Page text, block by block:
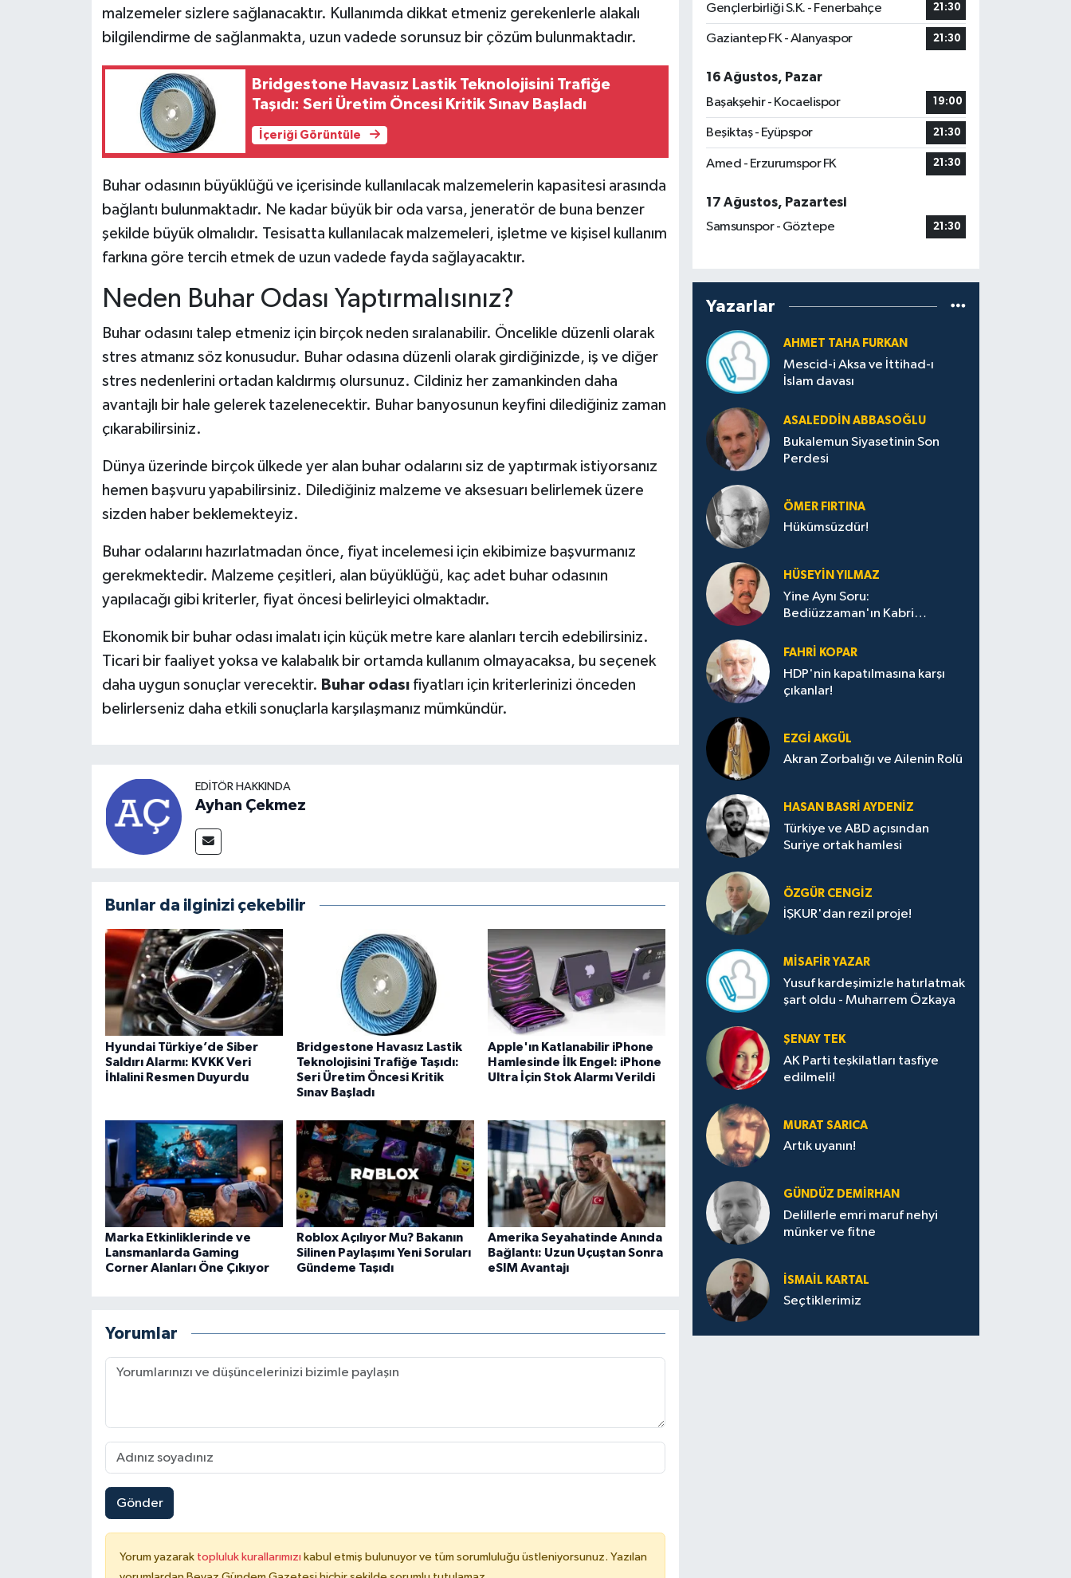
malzemeler sizlere sağlanacaktır. Kullanımda dikkat etmeniz gerekenlerle alakalı
bilgilendirme de sağlanmakta, uzun vadede sorunsuz bir çözüm bulunmaktadır.
Bridgestone Havasız Lastik Teknolojisini Trafiğe
Taşıdı: Seri Üretim Öncesi Kritik Sınav Başladı
İçeriği Görüntüle
Buhar odasının büyüklüğü ve içerisinde kullanılacak malzemelerin kapasitesi arasında
bağlantı bulunmaktadır. Ne kadar büyük bir oda varsa, jeneratör de buna benzer
şekilde büyük olmalıdır. Tesisatta kullanılacak malzemeleri, işletme ve kişisel kullanım
farkına göre tercih etmek de uzun vadede fayda sağlayacaktır.
Neden Buhar Odası Yaptırmalısınız?
Buhar odasını talep etmeniz için birçok neden sıralanabilir. Öncelikle düzenli olarak
stres atmanız söz konusudur. Buhar odasına düzenli olarak girdiğinizde, iş ve diğer
stres nedenlerini ortadan kaldırmış olursunuz. Cildiniz her zamankinden daha
avantajlı bir hale gelerek tazelenecektir. Buhar banyosunun keyfini dilediğiniz zaman
çıkarabilirsiniz.
Dünya üzerinde birçok ülkede yer alan buhar odalarını siz de yaptırmak istiyorsanız
hemen başvuru yapabilirsiniz. Dilediğiniz malzeme ve aksesuarı belirlemek üzere
sizden haber beklemekteyiz.
Buhar odalarını hazırlatmadan önce, fiyat incelemesi için ekibimize başvurmanız
gerekmektedir. Malzeme çeşitleri, alan büyüklüğü, kaç adet buhar odasının
yapılacağı gibi kriterler, fiyat öncesi belirleyici olmaktadır.
Ekonomik bir buhar odası imalatı için küçük metre kare alanları tercih edebilirsiniz.
Ticari bir faaliyet yoksa ve kalabalık bir ortamda kullanım olmayacaksa, bu seçenek
daha uygun sonuçlar verecektir. Buhar odası fiyatları için kriterlerinizi önceden
belirlerseniz daha etkili sonuçlarla karşılaşmanız mümkündür.
EDITÖR HAKKINDA
Ayhan Çekmez
Bunlar da ilginizi çekebilir
Hyundai Türkiye’de Siber
Saldırı Alarmı: KVKK Veri
İhlalini Resmen Duyurdu
Bridgestone Havasız Lastik
Teknolojisini Trafiğe Taşıdı:
Seri Üretim Öncesi Kritik
Sınav Başladı
Apple'ın Katlanabilir iPhone
Hamlesinde İlk Engel: iPhone
Ultra İçin Stok Alarmı Verildi
Marka Etkinliklerinde ve
Lansmanlarda Gaming
Corner Alanları Öne Çıkıyor
Roblox Açılıyor Mu? Bakanın
Silinen Paylaşımı Yeni Soruları
Gündeme Taşıdı
Amerika Seyahatinde Anında
Bağlantı: Uzun Uçuştan Sonra
eSIM Avantajı
Yorumlar
Gönder
Yorum yazarak topluluk kurallarımızı kabul etmiş bulunuyor ve tüm sorumluluğu üstleniyorsunuz. Yazılan
Gençlerbirliği S.K. - Fenerbahçe 21:30
Gaziantep FK - Alanyaspor 21:30
16 Ağustos, Pazar
Başakşehir - Kocaelispor
19:00
Beşiktaş - Eyüpspor 21:30
Amed - Erzurumspor FK 21:30
17 Ağustos, Pazartesi
Samsunspor - Göztepe
21:30
Yazarlar
AHMET TAHA FURKAN
Mescid-i Aksa ve İttihad-ı
İslam davası
ASALEDDIN ABBASOĞLU
Bukalemun Siyasetinin Son
Perdesi
ÖMER FIRTINA
Hükümsüzdür!
HÜSEYIN YILMAZ
Yine Aynı Soru:
Bediüzzaman'ın Kabri
FAHRI KOPAR
HDP'nin kapatılmasına karşı
çıkanlar!
EZGI AKGÜL
Akran Zorbalığı ve Ailenin Rolü
HASAN BASRI AYDENIZ
Türkiye ve ABD açısından
Suriye ortak hamlesi
ÖZGÜR CENGIZ
İŞKUR'dan rezil proje!
MISAFIR YAZAR
Yusuf kardeşimizle hatırlatmak
şart oldu - Muharrem Özkaya
ŞENAY TEK
AK Parti teşkilatları tasfiye
edilmeli!
MURAT SARICA
Artık uyanın!
GÜNDÜZ DEMIRHAN
Delillerle emri maruf nehyi
münker ve fitne
İSMAIL KARTAL
Seçtiklerimiz